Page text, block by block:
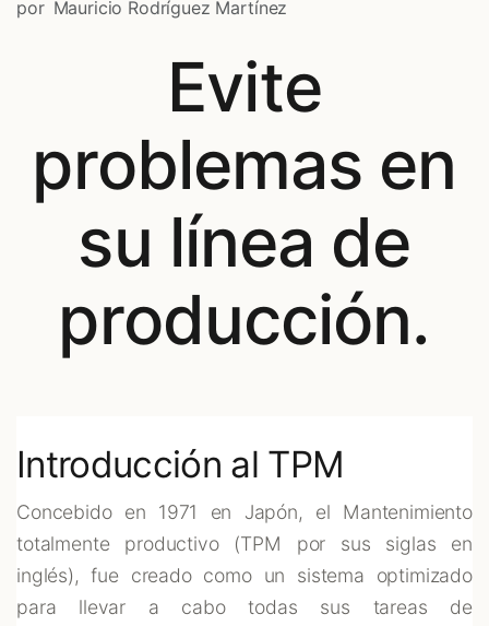
por Mauricio Rodríguez Martínez
Evite
problemas en
su línea de
producción.
Introducción al TPM
Concebido en 1971 en Japón, el Mantenimiento
totalmente productivo (TPM por sus siglas en
inglés), fue creado como un sistema optimizado
para llevar a cabo todas sus tareas de